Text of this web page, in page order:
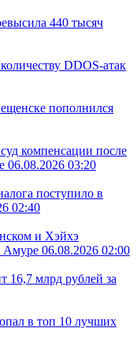
440 тысяч
DDOS-атак
пополнился
компенсации после
06.08.2026 03:20
поступило в
02:40
и Хэйхэ
Амуре 06.08.2026 02:00
16,7 млрд рублей за
в топ 10 лучших